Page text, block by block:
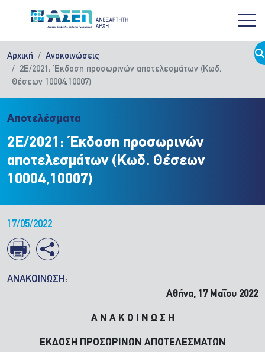
Αρχική
Ανακοινώσεις
2Ε/2021: Έκδοση προσωρινών αποτελεσμάτων (Κωδ.
Θέσεων 10004,10007)
Αποτελέσματα
2Ε/2021: Έκδοση προσωρινών
αποτελεσμάτων (Κωδ. Θέσεων
10004,10007)
17/05/2022
ΑΝΑΚΟΙΝΩΣΗ:
Αθήνα, 17 Μαΐου 2022
Α Ν Α Κ Ο Ι Ν Ω Σ Η
ΕΚΔΟΣΗ ΠΡΟΣΩΡΙΝΩΝ ΑΠΟΤΕΛΕΣΜΑΤΩΝ